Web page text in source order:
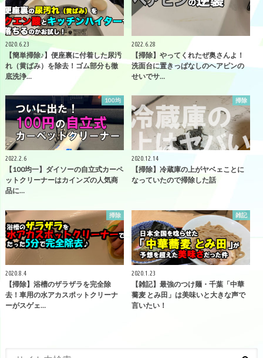
2020.6.23
【簡単掃除♪】便座裏に付着した尿汚
れ（黄ばみ）を除去！ゴム部分も徹
底洗浄…
2022.6.28
【掃除】やってくれたぜ奥さんよ！
洗面台に置きっぱなしのヘアピンの
せいでサ…
100均
2022.2.6
【100均一】ダイソーの自立式カーペ
ットクリーナーはカインズの人気商
品に…
掃除
2020.12.14
【掃除】冷蔵庫の上がヤベェことに
なっていたので掃除した話
掃除
2020.8.4
【掃除】浴槽のザラザラを完全除
去！車用の水アカスポットクリーナ
ーがスゲェ…
雑記
2020.1.23
【雑記】最強のつけ麺・千葉「中華
蕎麦 とみ田」は美味いと大きな声で
言いたい！